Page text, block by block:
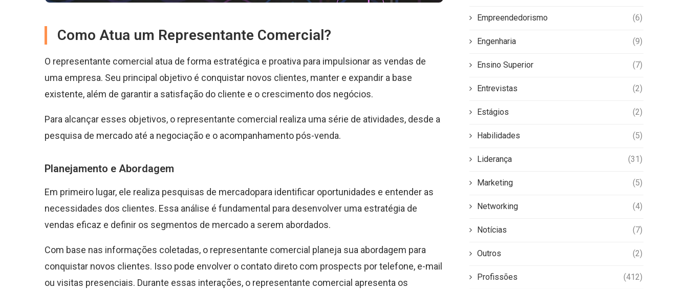
Como Atua um Representante Comercial?
O representante comercial atua de forma estratégica e proativa para impulsionar as vendas de
uma empresa. Seu principal objetivo é conquistar novos clientes, manter e expandir a base
existente, além de garantir a satisfação do cliente e o crescimento dos negócios.
Para alcançar esses objetivos, o representante comercial realiza uma série de atividades, desde a
pesquisa de mercado até a negociação e o acompanhamento pós-venda.
Planejamento e Abordagem
Em primeiro lugar, ele realiza pesquisas de mercadopara identificar oportunidades e entender as
necessidades dos clientes. Essa análise é fundamental para desenvolver uma estratégia de
vendas eficaz e definir os segmentos de mercado a serem abordados.
Com base nas informações coletadas, o representante comercial planeja sua abordagem para
conquistar novos clientes. Isso pode envolver o contato direto com prospects por telefone, e-mail
ou visitas presenciais. Durante essas interações, o representante comercial apresenta os
Empreendedorismo (6)
Engenharia (9)
Ensino Superior (7)
Entrevistas (2)
Estágios (2)
Habilidades (5)
Liderança (31)
Marketing (5)
Networking (4)
Notícias (7)
Outros (2)
Profissões (412)